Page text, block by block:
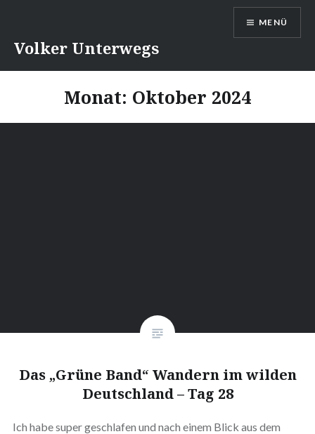
InhaltVolker Unterwegs
MENÜ
Monat: Oktober 2024
Das „Grüne Band“ Wandern im wilden
Deutschland – Tag 28
Ich habe super geschlafen und nach einem Blick aus dem